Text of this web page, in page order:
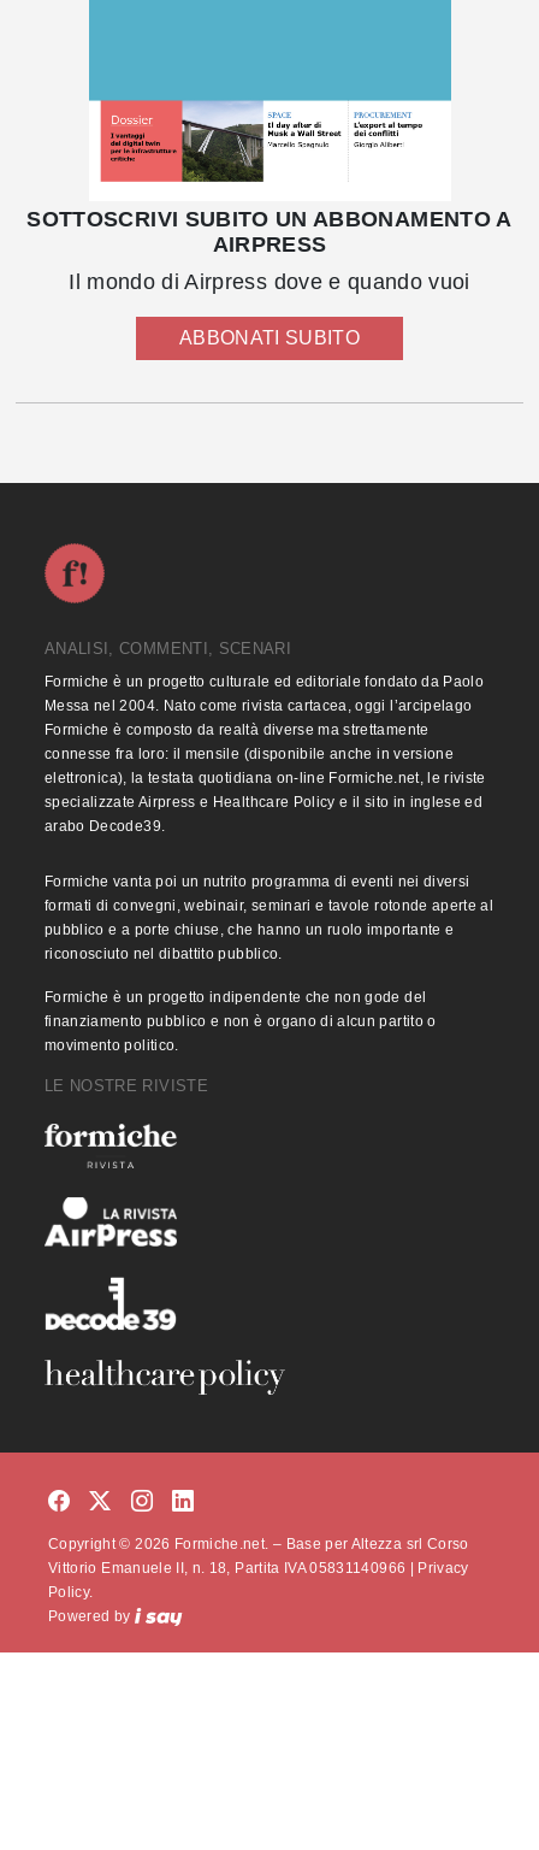
SOTTOSCRIVI SUBITO UN ABBONAMENTO A
AIRPRESS
Il mondo di Airpress dove e quando vuoi
ABBONATI SUBITO
ANALISI, COMMENTI, SCENARI
Formiche è un progetto culturale ed editoriale fondato da Paolo
Messa nel 2004. Nato come rivista cartacea, oggi l’arcipelago
Formiche è composto da realtà diverse ma strettamente
connesse fra loro: il mensile (disponibile anche in versione
elettronica), la testata quotidiana on-line Formiche.net, le riviste
specializzate Airpress e Healthcare Policy e il sito in inglese ed
arabo Decode39.
Formiche vanta poi un nutrito programma di eventi nei diversi
formati di convegni, webinair, seminari e tavole rotonde aperte al
pubblico e a porte chiuse, che hanno un ruolo importante e
riconosciuto nel dibattito pubblico.
Formiche è un progetto indipendente che non gode del
finanziamento pubblico e non è organo di alcun partito o
movimento politico.
LE NOSTRE RIVISTE
Copyright © 2026 Formiche.net. – Base per Altezza srl Corso
Vittorio Emanuele II, n. 18, Partita IVA 05831140966 | Privacy
Policy.
Powered by